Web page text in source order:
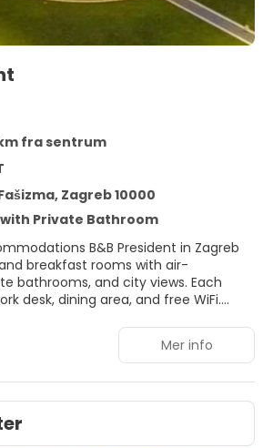
fra sentrum
Zagreb 10000
Private Bathroom
President in Zagreb
breakfast rooms with air-
bathrooms, and city views. Each
desk, dining area, and free WiFi.
views. Additional features include a TV,
centre, the property is less than 1 km
Museum Zagreb and Ban Jelacic
Tuđman Airport is 15 km away.
by the property, and room
Mer info